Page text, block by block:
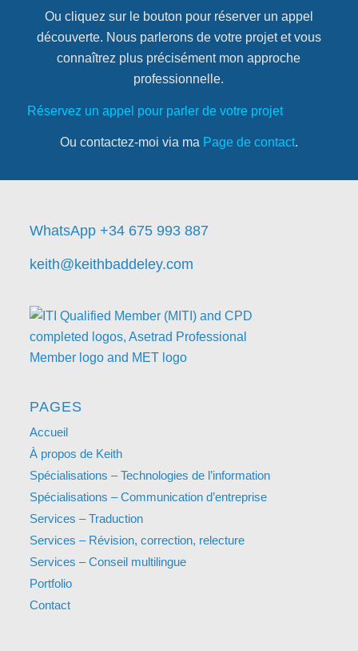
Ou cliquez sur le bouton pour réserver un appel
découverte. Nous parlerons de votre projet et vous
connaîtrez plus précisément mon approche
professionnelle.
Réservez un appel pour parler de votre projet
Ou contactez-moi via ma Page de contact.
WhatsApp +34 675 993 887
keith@keithbaddeley.com
PAGES
Accueil
À propos de Keith
Spécialisations – Technologies de l’information
Spécialisations – Communication d’entreprise
Services – Traduction
Services – Révision, correction, relecture
Services – Conseil multilingue
Portfolio
Contact